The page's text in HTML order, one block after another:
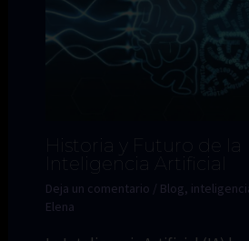
Historia y Futuro de la
Inteligencia Artificial
Deja un comentario / Blog,
Elena